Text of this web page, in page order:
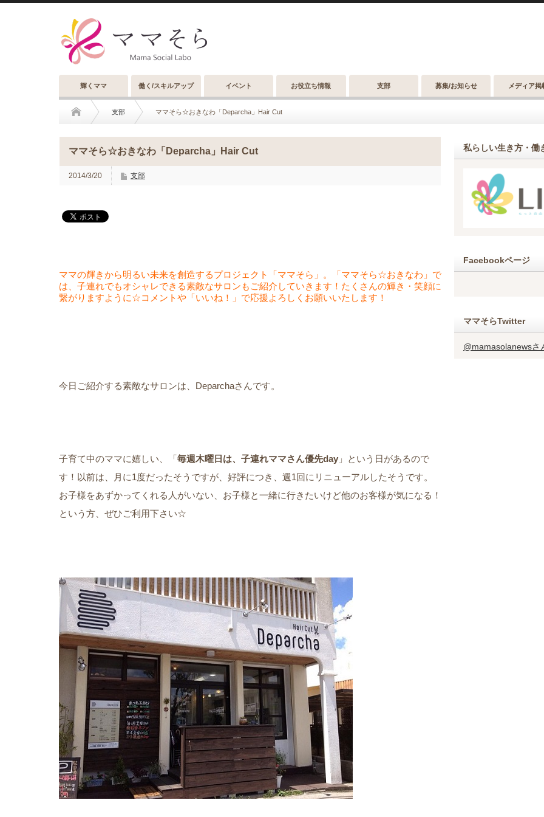
輝くママ 働く/スキルアップ イベント お役立ち情報 支部 募集/お知らせ メディア掲
支部 ママそら☆おきなわ「Deparcha」Hair Cut
ママそら☆おきなわ「Deparcha」Hair Cut
2014/3/20 支部
ママの輝きから明るい未来を創造するプロジェクト「ママそら」。「ママそら☆おきなわ」で
は、子連れでもオシャレできる素敵なサロンもご紹介していきます！たくさんの輝き・笑顔に
繋がりますように☆コメントや「いいね！」で応援よろしくお願いいたします！
今日ご紹介する素敵なサロンは、Deparchaさんです。
子育て中のママに嬉しい、「毎週木曜日は、子連れママさん優先day 」という日があるので
す！以前は、月に1度だったそうですが、好評につき、週1回にリニューアルしたそうです。
お子様をあずかってくれる人がいない、お子様と一緒に行きたいけど他のお客様が気になる！
という方、ぜひご利用下さい☆
私らしい生き方・
Facebookページ
ママそらTwitter
@mamasolanewsさ